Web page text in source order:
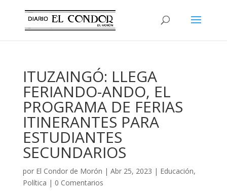
ITUZAINGÓ: LLEGA
FERIANDO-ANDO, EL
PROGRAMA DE FERIAS
ITINERANTES PARA
ESTUDIANTES
SECUNDARIOS
por El Condor de Morón | Abr 25, 2023 | Educación,
Política | 0 Comentarios